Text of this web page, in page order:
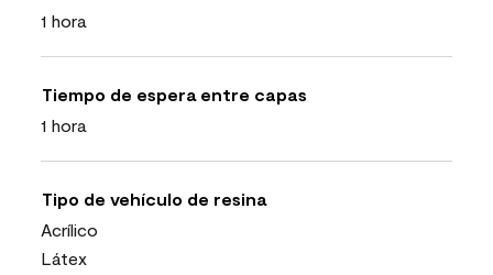
1 hora
Tiempo de espera entre capas
1 hora
Tipo de vehículo de resina
Acrílico
Látex